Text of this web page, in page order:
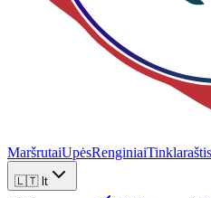
MaršrutaiUpėsRenginiaiTinklaraštis
🇱🇹 lt